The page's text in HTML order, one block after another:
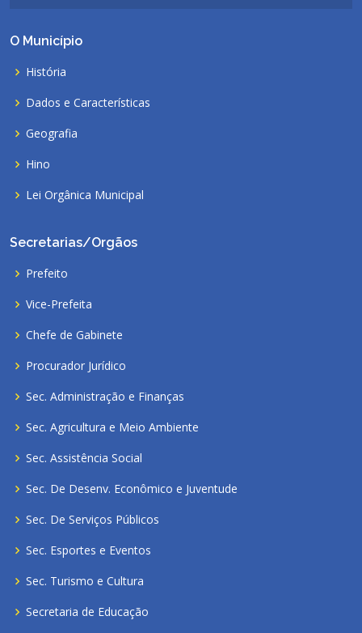
O Município
História
Dados e Características
Geografia
Hino
Lei Orgânica Municipal
Secretarias/Orgãos
Prefeito
Vice-Prefeita
Chefe de Gabinete
Procurador Jurídico
Sec. Administração e Finanças
Sec. Agricultura e Meio Ambiente
Sec. Assistência Social
Sec. De Desenv. Econômico e Juventude
Sec. De Serviços Públicos
Sec. Esportes e Eventos
Sec. Turismo e Cultura
Secretaria de Educação